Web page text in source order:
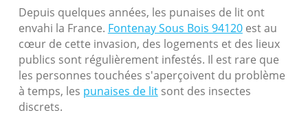
Depuis quelques années, les punaises de lit ont
envahi la France. Fontenay Sous Bois 94120est au
cœur de cette invasion, des logements et des lieux
publics sont régulièrement infestés. Il est rare que
les personnes touchées s'aperçoivent du problème
à temps, les punaises de lit sont des insectes
discrets.